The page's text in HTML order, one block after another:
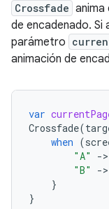
Crossfade anima
de encadenado. Si
parámetro
animación de
var
Crossfade(
when (
"A"
->
"B"
->
}
}